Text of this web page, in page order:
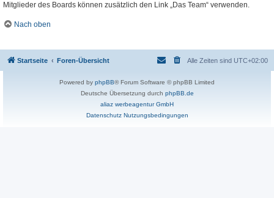
Mitglieder des Boards können zusätzlich den Link „Das Team“ verwenden.
Nach oben
Startseite Foren-Übersicht Alle Zeiten sind UTC+02:00
Powered by phpBB® Forum Software © phpBB Limited
Deutsche Übersetzung durch phpBB.de
aliaz werbeagentur GmbH
Datenschutz Nutzungsbedingungen